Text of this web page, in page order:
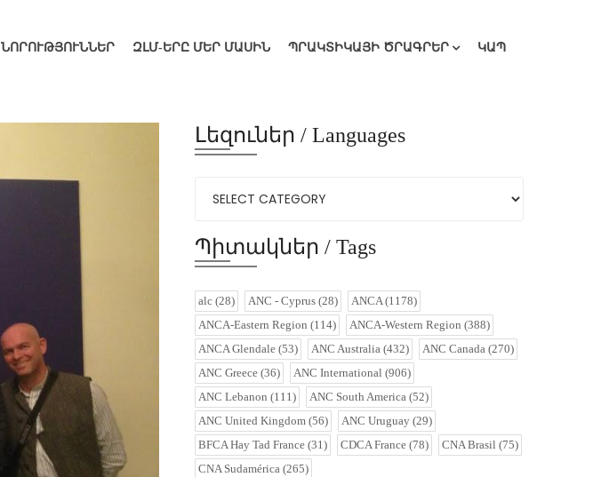
ՆՈՐՈՒԹՅՈՒՆՆԵՐ ԶԼՄ-ԵՐԸ ՄԵՐ ՄԱՍԻՆ ՊՐԱԿՏԻԿԱՅԻ ԾՐԱԳՐԵՐ ԿԱՊ
Լեզուներ / Languages
Պիտակներ / Tags
alc (28) ANC - Cyprus (28) ANCA(1178)
ANCA-Eastern Region (114) ANCA-Western Region (388)
ANCA Glendale (53) ANC Australia (432) ANC Canada (270)
ANC Greece (36) ANC International (906)
ANC Lebanon (111) ANC South America (52)
ANC United Kingdom (56) ANC Uruguay (29)
BFCA Hay Tad France (31) CDCA France (78) CNA Brasil (75)
CNA Sudamérica (265)